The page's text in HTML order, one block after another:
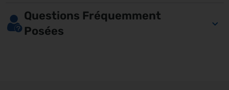
Questions Fréquemment
Posées